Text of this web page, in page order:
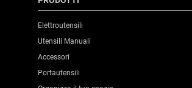
Elettroutensili
Utensili Manuali
Accessori
Portautensili